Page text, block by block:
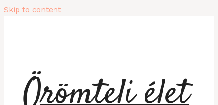
Skip to content
Örömteli élet